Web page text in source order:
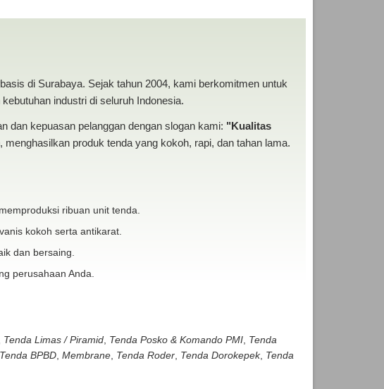
di Surabaya. Sejak tahun 2004, kami berkomitmen untuk
industri di seluruh Indonesia.
dan kepuasan pelanggan dengan slogan kami: "Kualitas
produk tenda yang kokoh, rapi, dan tahan lama.
ribuan unit tenda.
kokoh serta antikarat.
dan bersaing.
perusahaan Anda.
Tenda Limas / Piramid, Tenda Posko & Komando PMI, Tenda
Tenda BPBD, Membrane, Tenda Roder, Tenda Dorokepek, Tenda